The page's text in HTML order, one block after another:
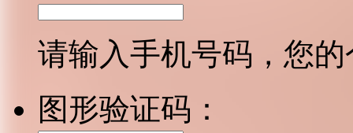
请输入手机号码，您
图形验证码：